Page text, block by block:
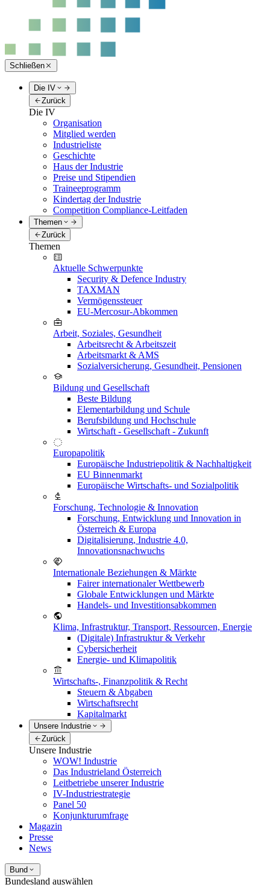
Schließen
Die IV
Zurück
Die IV
Organisation
Mitglied werden
Industrieliste
Geschichte
Haus der Industrie
Preise und Stipendien
Traineeprogramm
Kindertag der Industrie
Competition Compliance-Leitfaden
Themen
Zurück
Themen
Aktuelle Schwerpunkte
Security & Defence Industry
TAXMAN
Vermögenssteuer
EU-Mercosur-Abkommen
Arbeit, Soziales, Gesundheit
Arbeitsrecht & Arbeitszeit
Arbeitsmarkt & AMS
Sozialversicherung, Gesundheit, Pensionen
Bildung und Gesellschaft
Beste Bildung
Elementarbildung und Schule
Berufsbildung und Hochschule
Wirtschaft - Gesellschaft - Zukunft
Europapolitik
Europäische Industriepolitik & Nachhaltigkeit
EU Binnenmarkt
Europäische Wirtschafts- und Sozialpolitik
Forschung, Technologie & Innovation
Forschung, Entwicklung und Innovation in
Österreich & Europa
Digitalisierung, Industrie 4.0,
Innovationsnachwuchs
Internationale Beziehungen & Märkte
Fairer internationaler Wettbewerb
Globale Entwicklungen und Märkte
Handels- und Investitionsabkommen
Klima, Infrastruktur, Transport, Ressourcen, Energie
(Digitale) Infrastruktur & Verkehr
Cybersicherheit
Energie- und Klimapolitik
Wirtschafts-, Finanzpolitik & Recht
Steuern & Abgaben
Wirtschaftsrecht
Kapitalmarkt
Unsere Industrie
Zurück
Unsere Industrie
WOW! Industrie
Das Industrieland Österreich
Leitbetriebe unserer Industrie
IV-Industriestrategie
Panel 50
Konjunkturumfrage
Magazin
Presse
News
Bund
Bundesland auswählen